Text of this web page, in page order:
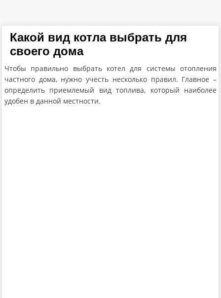
Какой вид котла выбрать для
своего дома
Чтобы правильно выбрать котел для системы отопления
частного дома, нужно учесть несколько правил. Главное –
определить приемлемый вид топлива, который наиболее
удобен в данной местности.